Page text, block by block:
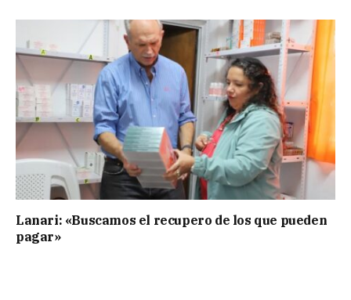
Lanari: «Buscamos el recupero de los que pueden
pagar»